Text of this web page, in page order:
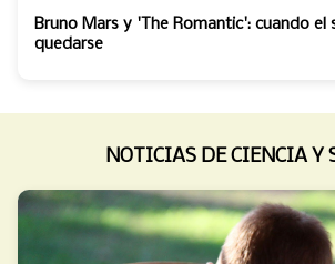
Bruno Mars y 'The Romantic': cuando el
quedarse
NOTICIAS DE CIENCIA Y